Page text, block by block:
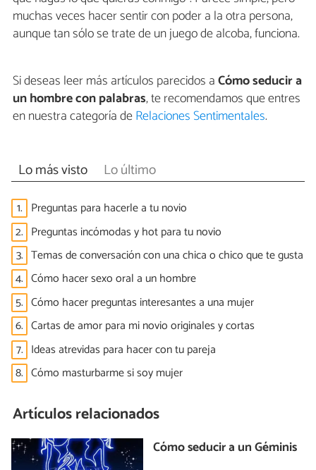
muchas veces hacer sentir con poder a la otra persona,
aunque tan sólo se trate de un juego de alcoba, funciona.
Si deseas leer más artículos parecidos aCómo seducir a
un hombre con palabras, te recomendamos que entres
en nuestra categoría deRelaciones Sentimentales.
Lo más visto Lo último
1. Preguntas para hacerle a tu novio
2. Preguntas incómodas y hot para tu novio
3. Temas de conversación con una chica o chico que te gusta
4. Cómo hacer sexo oral a un hombre
5. Cómo hacer preguntas interesantes a una mujer
6. Cartas de amor para mi novio originales y cortas
7. Ideas atrevidas para hacer con tu pareja
8. Cómo masturbarme si soy mujer
Artículos relacionados
Cómo seducir a un Géminis